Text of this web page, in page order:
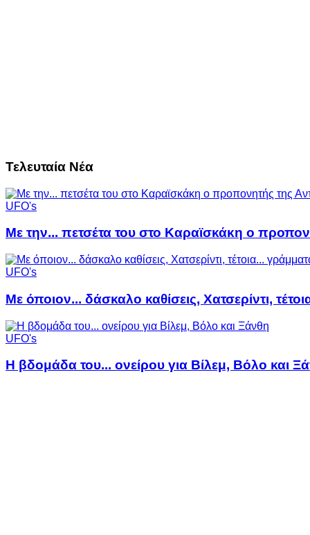
Τελευταία Νέα
UFO's
Με την... πετσέτα του στο Καραϊσκάκη ο
UFO's
Με όποιον... δάσκαλο καθίσεις, Χατσερίντι,
UFO's
Η βδομάδα του... ονείρου για Βίλεμ, Βόλο και